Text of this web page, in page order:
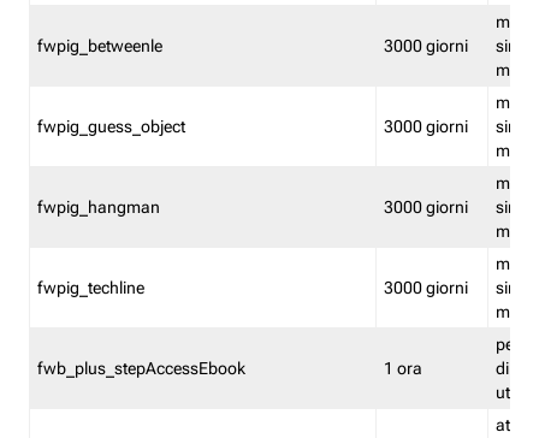
fwpig_betweenle 3000 giorni
fwpig_guess_object 3000 giorni
fwpig_hangman 3000 giorni
fwpig_techline 3000 giorni
fwb_plus_stepAccessEbook 1 ora
di un
attiva